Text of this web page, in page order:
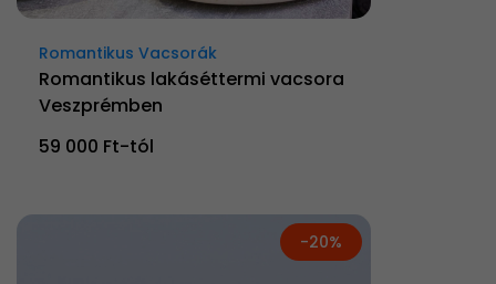
Romantikus Vacsorák
Romantikus lakáséttermi vacsora
Veszprémben
59 000 Ft-tól
-20%